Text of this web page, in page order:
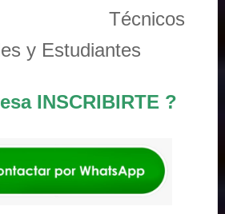
Técnicos
y Estudiantes
INSCRIBIRTE ?